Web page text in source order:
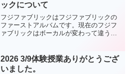
ックについて
フジファブリックはフジファブリックの
ファーストアルバムです。現在のフジフ
ァブリックはボーカルが変わって違うバ
からね。残念です。志村くんの歌はうま
かったかと言えば何とも言...
2026 3/9体験授業ありがとうござ
いました。